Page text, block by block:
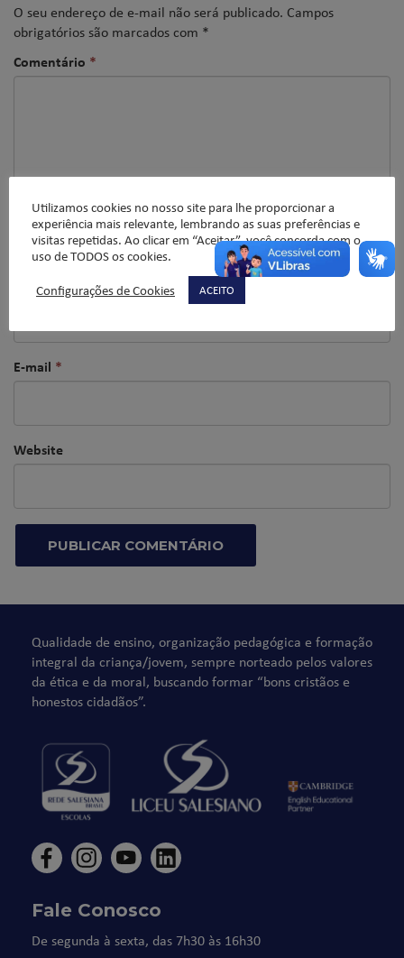
O seu endereço de e-mail não será publicado. Campos
obrigatórios são marcados com *
Comentário *
Nome *
E-mail *
Website
Qualidade de ensino, organização pedagógica e formação
integral da criança/jovem, sempre norteado pelos valores
da ética e da moral, buscando formar “bons cristãos e
honestos cidadãos”.
Fale Conosco
De segunda à sexta, das 7h30 às 16h30
Utilizamos cookies no nosso site para lhe proporcionar a
experiência mais relevante, lembrando as suas preferências e
visitas repetidas. Ao clicar em “Aceitar”, você concorda com o
uso de TODOS os cookies.
Configurações de Cookies
ACEITO